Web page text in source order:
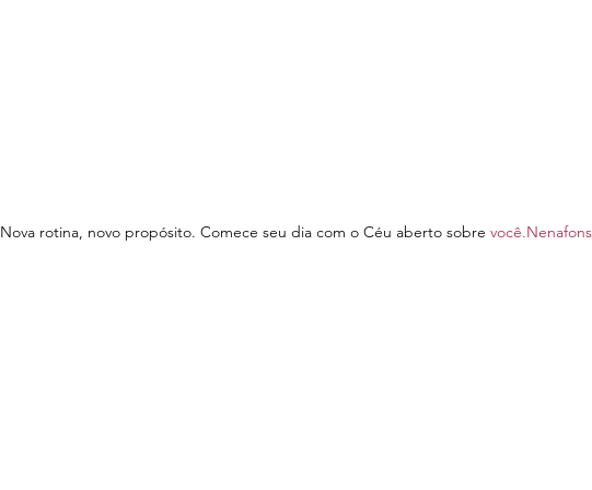
Nova rotina, novo propósito. Comece seu dia com o Céu aberto sobre